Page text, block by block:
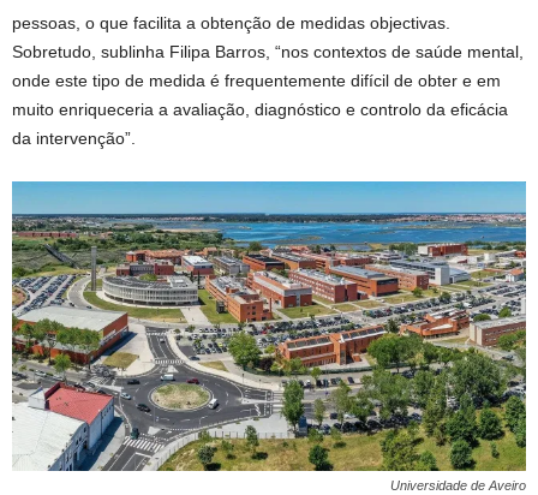
pessoas, o que facilita a obtenção de medidas objectivas.
Sobretudo, sublinha Filipa Barros, “nos contextos de saúde mental,
onde este tipo de medida é frequentemente difícil de obter e em
muito enriqueceria a avaliação, diagnóstico e controlo da eficácia
da intervenção”.
Universidade de Aveiro